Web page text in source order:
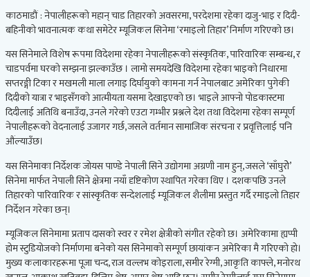
काठमाडौं : नेपालीहरूको महान् चाड तिहारको अवसरमा, परदेशमा रहेका दाजु-भाइ र दिदी-
बहिनीको भावनात्मक कथा समेटेर म्यूजिकल सिनेमा ‘रमाइलो तिहार’ निर्माण गरिएको छ।
यस सिनेमाले विशेष रूपमा विदेशमा रहेका नेपालीहरूको संस्कृतिक, पारिवारिक सम्बन्ध, र
चाडपर्वमा घरको सम्झना झल्काउँछ । लामो समयदेखि विदेशमा रहेका भाइको निधारमा
सप्तरङ्गी टिका र मखमली माला लगाइ दिर्घायुको कामना गर्न नेपालबाट अमेरिका पुगेकी
दिदीको यात्रा र भाइसँगको आत्मीयता यसमा देखाइएको छ। भाइले आफ्नो पोडकास्टमा
दिदीलाई अतिथि बनाउँदा, उनले गरेको एउटा गम्भीर प्रश्नले देश तथा विदेशमा रहेका सम्पूर्ण
नेपालीहरूको वेदनालाई उजागर गर्छ, जसले वर्तमान सामाजिक संरचना र प्रवृत्तिलाई पनि
औंल्याउँछ।
यस सिनेमाका निर्देशक जोयस पाण्डे नेपाली सिने उद्योगमा अग्रणी नाम हुन्, जसले ‘साँघुरोे’
सिनेमा मार्फत नेपाली सिने क्षेत्रमा नयाँ दृष्टिकोण स्थापित गरेका थिए । दशकपछि उनले
तिहारको पारिवारिक र सांस्कृतिक सन्देशलाई म्यूजिकल शैलीमा प्रस्तुत गर्दै रमाइलो तिहार
निर्देशन गरेका छन्।
म्यूजिकल सिनेमामा प्रताप दासको स्वर र रमेश क्षेत्रीको संगीत रहेको छ। अमेरिकामा ह्यप्पी
होम स्टुडियोजको निर्माणमा बनेको यस सिनेमाको सम्पूर्ण छायांकन अमेरिका मै गरिएको हो।
मुख्य कलाकारहरूमा पूजा चन्द, राज वल्लभ कोइराला, समीर रेग्मी, आकृति काफ्ले, मनोरथ